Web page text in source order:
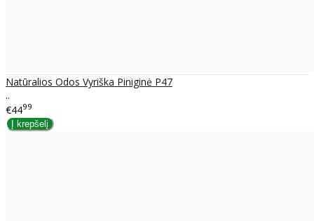
Natūralios Odos Vyriška Piniginė P47
..
€4499